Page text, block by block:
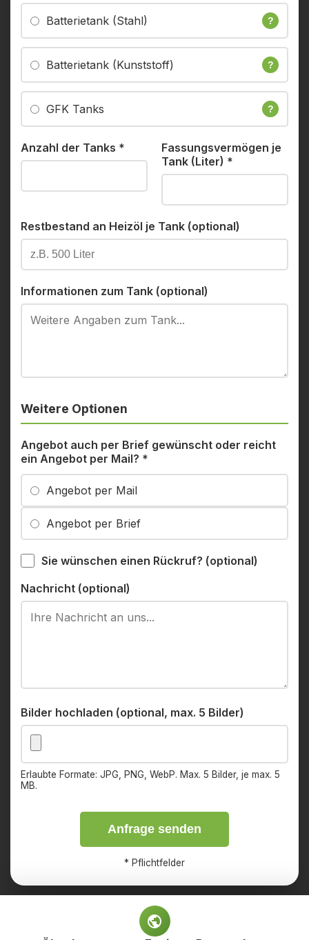
Batterietank (Stahl) ?
Batterietank (Kunststoff) ?
GFK Tanks ?
Anzahl der Tanks *
Fassungsvermögen je
Tank (Liter) *
Restbestand an Heizöl je Tank (optional)
Informationen zum Tank (optional)
Weitere Optionen
Angebot auch per Brief gewünscht oder reicht
ein Angebot per Mail? *
Angebot per Mail
Angebot per Brief
Sie wünschen einen Rückruf? (optional)
Nachricht (optional)
Bilder hochladen (optional, max. 5 Bilder)
Erlaubte Formate: JPG, PNG, WebP. Max. 5 Bilder, je max. 5
MB.
Anfrage senden
* Pflichtfelder